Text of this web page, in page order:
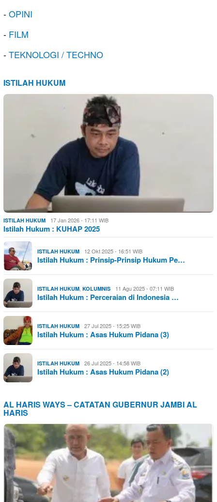
-OPINI
- FILM
-TEKNOLOGI / TECHNO
ISTILAH HUKUM
ISTILAH HUKUM 17 Jan 2026 - 17:11 WIB
Istilah Hukum : KUHAP 2025
ISTILAH HUKUM 12 Okt 2025 - 16:51 WIB
Istilah Hukum : Prinsip-Prinsip Hukum Pe…
ISTILAH HUKUM, KOLUMNIS 11 Agu 2025 - 07:11 WIB
Istilah Hukum : Perceraian di Indonesia …
ISTILAH HUKUM 27 Jul 2025 - 15:25 WIB
Istilah Hukum : Asas Hukum Pidana (3)
ISTILAH HUKUM 26 Jul 2025 - 14:58 WIB
Istilah Hukum : Asas Hukum Pidana (2)
AL HARIS WAYS – CATATAN GUBERNUR JAMBI AL
HARIS